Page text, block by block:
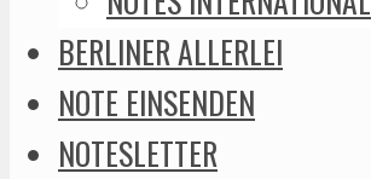
BERLINER ALLERLEI
NOTE EINSENDEN
NOTESLETTER